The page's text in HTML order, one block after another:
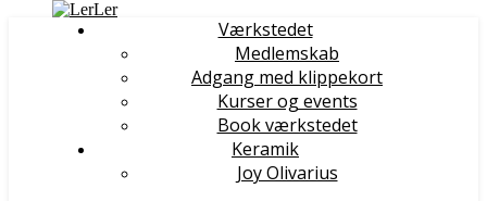
Værkstedet
Medlemskab
Adgang med klippekort
Kurser og events
Book værkstedet
Keramik
Joy Olivarius